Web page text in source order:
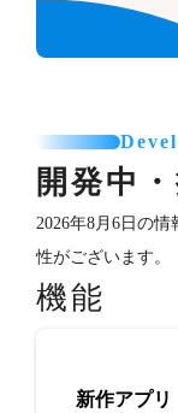
開発中
2026年8月6日の
性がございます。
機能
新作アプリ